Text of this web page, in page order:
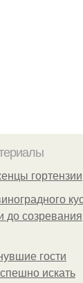
гортензии
до созревания
гости
искать